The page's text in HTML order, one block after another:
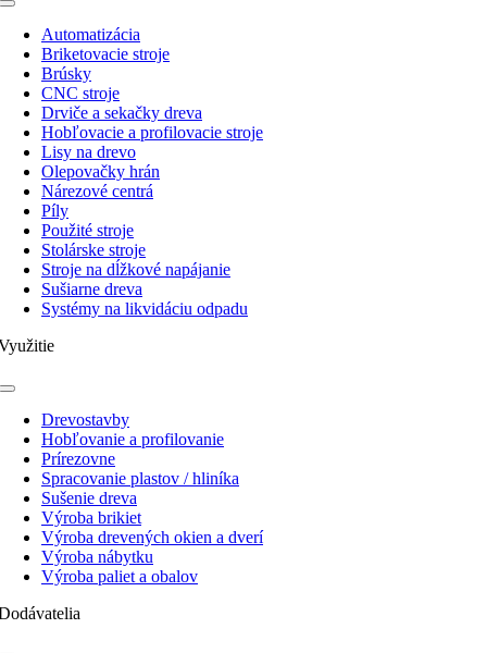
Toggle
NavigationAutomatizácia
Briketovacie stroje
Brúsky
CNC stroje
Drviče a sekačky dreva
Hobľovacie a profilovacie stroje
Lisy na drevo
Olepovačky hrán
Nárezové centrá
Píly
Použité stroje
Stolárske stroje
Stroje na dĺžkové napájanie
Sušiarne dreva
Systémy na likvidáciu odpadu
Toggle
NavigationDrevostavby
Hobľovanie a profilovanie
Prírezovne
Spracovanie plastov / hliníka
Sušenie dreva
Výroba brikiet
Výroba drevených okien a dverí
Výroba nábytku
Výroba paliet a obalov